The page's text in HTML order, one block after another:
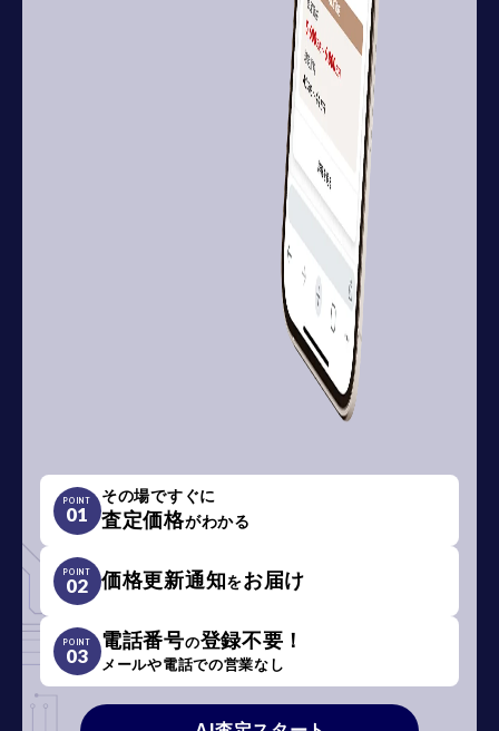
POINT
01
その場ですぐに
査定価格がわかる
POINT
02 価格更新通知をお届け
POINT
03
電話番号の登録不要！
メールや電話での営業なし